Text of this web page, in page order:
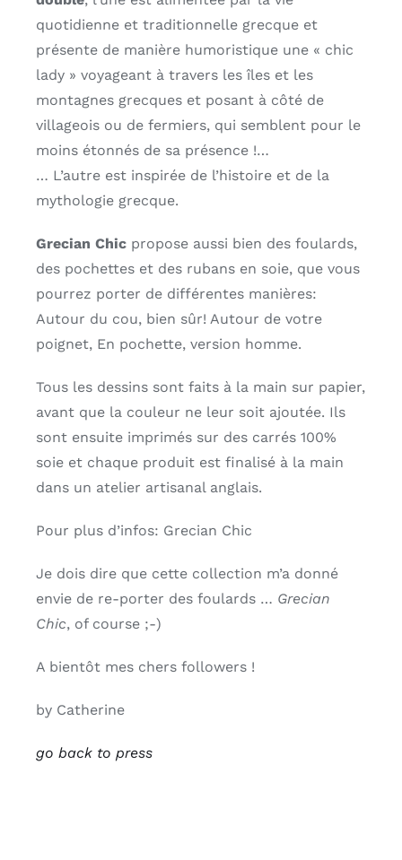
quotidienne et traditionnelle grecque et
présente de manière humoristique une « chic
lady » voyageant à travers les îles et les
montagnes grecques et posant à côté de
villageois ou de fermiers, qui semblent pour le
moins étonnés de sa présence !…
… L’autre est inspirée de l’histoire et de la
mythologie grecque.
Grecian Chicpropose aussi bien des foulards,
des pochettes et des rubans en soie, que vous
pourrez porter de différentes manières:
Autour du cou, bien sûr! Autour de votre
poignet, En pochette, version homme.
Tous les dessins sont faits à la main sur papier,
avant que la couleur ne leur soit ajoutée. Ils
sont ensuite imprimés sur des carrés 100%
soie et chaque produit est finalisé à la main
dans un atelier artisanal anglais.
Pour plus d’infos: Grecian Chic
Je dois dire que cette collection m’a donné
envie de re-porter des foulards … Grecian
Chic, of course ;-)
A bientôt mes chers followers !
by Catherine
go back to press